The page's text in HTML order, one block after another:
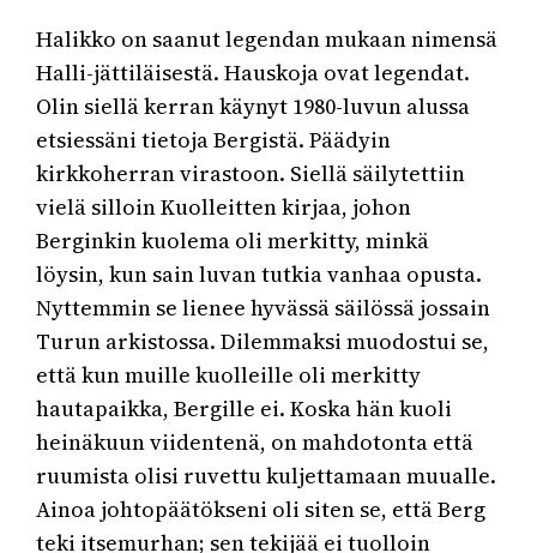
Halikko on saanut legendan mukaan nimensä
Halli-jättiläisestä. Hauskoja ovat legendat.
Olin siellä kerran käynyt 1980-luvun alussa
etsiessäni tietoja Bergistä. Päädyin
kirkkoherran virastoon. Siellä säilytettiin
vielä silloin Kuolleitten kirjaa, johon
Berginkin kuolema oli merkitty, minkä
löysin, kun sain luvan tutkia vanhaa opusta.
Nyttemmin se lienee hyvässä säilössä jossain
Turun arkistossa. Dilemmaksi muodostui se,
että kun muille kuolleille oli merkitty
hautapaikka, Bergille ei. Koska hän kuoli
heinäkuun viidentenä, on mahdotonta että
ruumista olisi ruvettu kuljettamaan muualle.
Ainoa johtopäätökseni oli siten se, että Berg
teki itsemurhan; sen tekijää ei tuolloin